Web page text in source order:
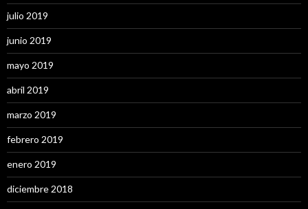
julio 2019
junio 2019
mayo 2019
abril 2019
marzo 2019
febrero 2019
enero 2019
diciembre 2018